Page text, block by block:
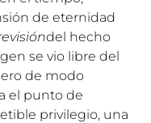
de eternidad
del hecho
se vio libre del
de modo
el punto de
privilegio, una